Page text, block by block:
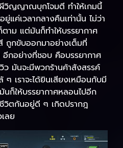
วิญญาณบุกโจมตี ทำให้เกมนี้
ยู่แค่เวลากลางคืนเท่านั้น ไม่ว่า
ตาม แต่มันก็ทำให้บรรยากาศ
ถูกขับออกมาอย่างเต็มที่
กอย่างที่ชอบ คือบรรยากาศ
ว มันจะมีพวกร้านค้าสังสรรค์
ๆ เราจะได้ยินเสียงเหมือนกับมี
ก็ให้บรรยากาศหลอนไปอีก
วิตกันอยู่ดี ๆ เกิดปรากฎ
ลย